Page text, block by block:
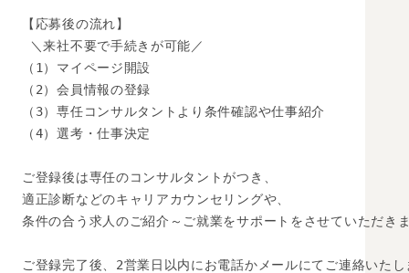
【応募後の流れ】
＼来社不要で手続きが可能／
（1）マイページ開設
（2）会員情報の登録
（3）専任コンサルタントより条件確認や仕事紹介
（4）選考・仕事決定
ご登録後は専任のコンサルタントがつき、
適正診断などのキャリアカウンセリングや、
条件の合う求人のご紹介～ご就業をサポートをさせていただき
ご登録完了後、2営業日以内にお電話かメールにてご連絡いたし